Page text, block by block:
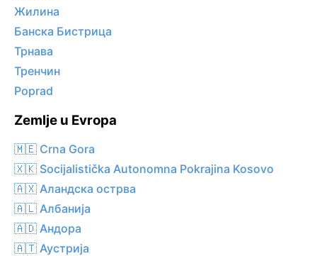
Жилина
Банска Бистрица
Трнава
Тренчин
Poprad
Zemlje u Evropa
🇲🇪 Crna Gora
🇽🇰 Socijalistička Autonomna Pokrajina Kosovo
🇦🇽 Аландска острва
🇦🇱 Албанија
🇦🇩 Андора
🇦🇹 Аустрија